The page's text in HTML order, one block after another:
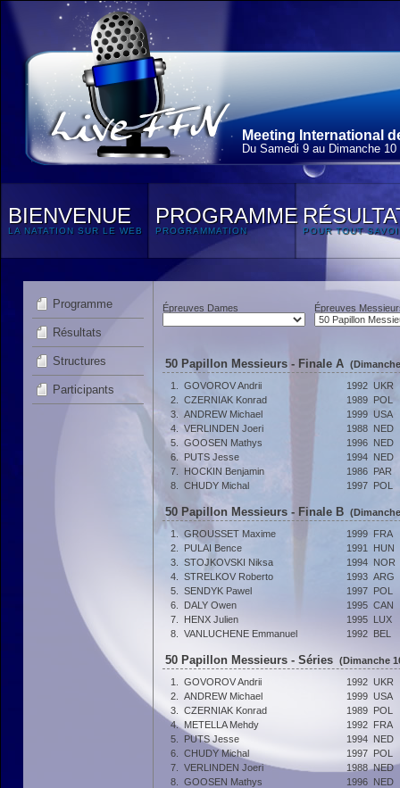
Meeting International
Du Samedi 9 au Dimanche
BIENVENUE
LA NATATION SUR LE WEB
PROGRAMME
PROGRAMMATION POUR TOUT
Programme
Résultats
Structures
Participants
Épreuves Dames Épreuves
50 Papillon Messieurs - Finale A
1.
GOVOROV Andrii 1992 UKR
2.
CZERNIAK Konrad 1989 POL
3.
ANDREW Michael 1999 USA
4.
VERLINDEN Joeri 1988 NED
5.
GOOSEN Mathys 1996 NED
6.
PUTS Jesse 1994 NED
7.
HOCKIN Benjamin 1986 PAR
8.
CHUDY Michal 1997 POL
50 Papillon Messieurs - Finale B
1.
GROUSSET Maxime 1999 FRA
2.
PULAI Bence 1991
HUN
3.
STOJKOVSKI Niksa 1994 NOR
4.
STRELKOV Roberto 1993 ARG
5.
SENDYK Pawel 1997 POL
6.
DALY Owen 1995 CAN
7.
HENX Julien 1995 LUX
8.
VANLUCHENE Emmanuel 1992 BEL
50 Papillon Messieurs - Séries (Dimanche
1.
GOVOROV Andrii 1992 UKR
2.
ANDREW Michael 1999 USA
3.
CZERNIAK Konrad 1989 POL
4. METELLA Mehdy 1992 FRA
5.
PUTS Jesse 1994 NED
6.
CHUDY Michal 1997 POL
7.
VERLINDEN Joeri 1988 NED
8.
GOOSEN Mathys 1996 NED